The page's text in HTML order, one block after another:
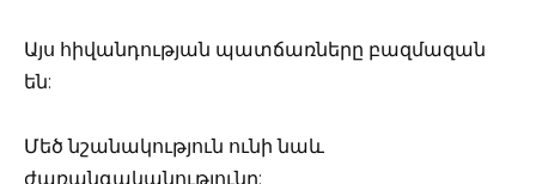
Այս հիվանդության պատճառները բազմազան
են:
Մեծ նշանակություն ունի նաև
ժառանգականությունը: